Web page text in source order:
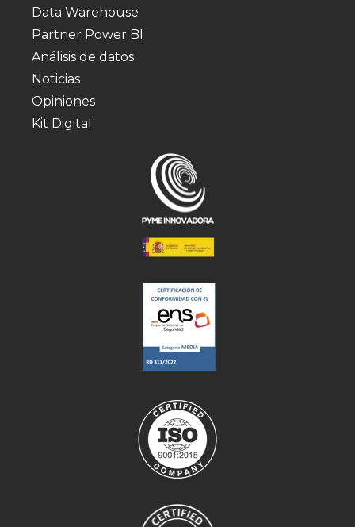
Data Warehouse
Partner Power BI
Análisis de datos
Noticias
Opiniones
Kit Digital